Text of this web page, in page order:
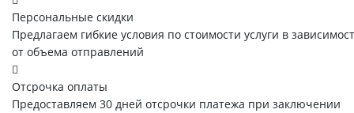
Персональные скидки
Предлагаем гибкие условия по стоимости услуги в
от объема отправлений
Отсрочка оплаты
Предоставляем 30 дней отсрочки платежа при заключении